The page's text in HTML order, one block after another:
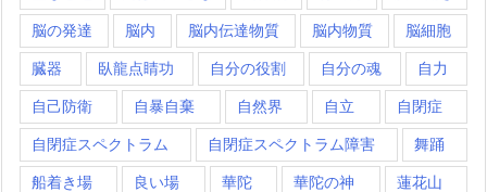
脳の発達 脳内 脳内伝達物質 脳内物質 脳細胞
臓器 臥龍点睛功 自分の役割 自分の魂 自力
自己防衛 自暴自棄 自然界 自立 自閉症
自閉症スペクトラム 自閉症スペクトラム障害 舞踊
船着き場 良い場 華陀 華陀の神 蓮花山